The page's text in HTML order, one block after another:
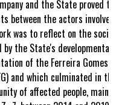
and the State proved
between the actors
was to reflect on the
by the State's
of the Ferreira Gomes
and which culminated in
of affected people,